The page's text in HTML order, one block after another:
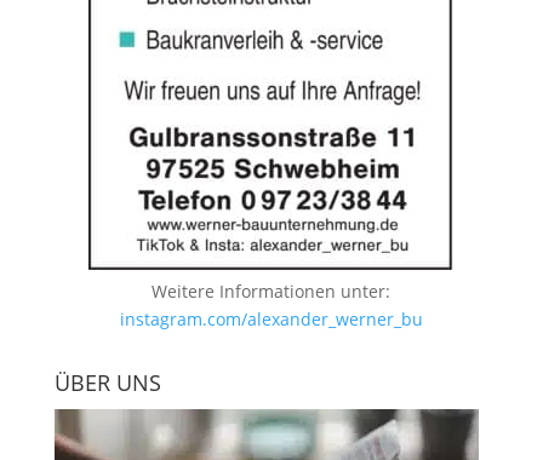
Weitere Informationen unter:
instagram.com/alexander_werner_bu
ÜBER UNS